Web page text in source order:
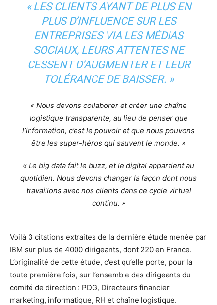
« LES CLIENTS AYANT DE PLUS EN
PLUS D’INFLUENCE SUR LES
ENTREPRISES VIA LES MÉDIAS
SOCIAUX, LEURS ATTENTES NE
CESSENT D’AUGMENTER ET LEUR
TOLÉRANCE DE BAISSER. »
« Nous devons collaborer et créer une chaîne
logistique transparente, au lieu de penser que
l’information, c’est le pouvoir et que nous pouvons
être les super-héros qui sauvent le monde. »
« Le big data fait le buzz, et le digital appartient au
quotidien. Nous devons changer la façon dont nous
travaillons avec nos clients dans ce cycle virtuel
continu. »
Voilà 3 citations extraites de la dernière étude menée par
IBM sur plus de 4000 dirigeants, dont 220 en France.
L’originalité de cette étude, c’est qu’elle porte, pour la
toute première fois, sur l’ensemble des dirigeants du
comité de direction : PDG, Directeurs financier,
marketing, informatique, RH et chaîne logistique.